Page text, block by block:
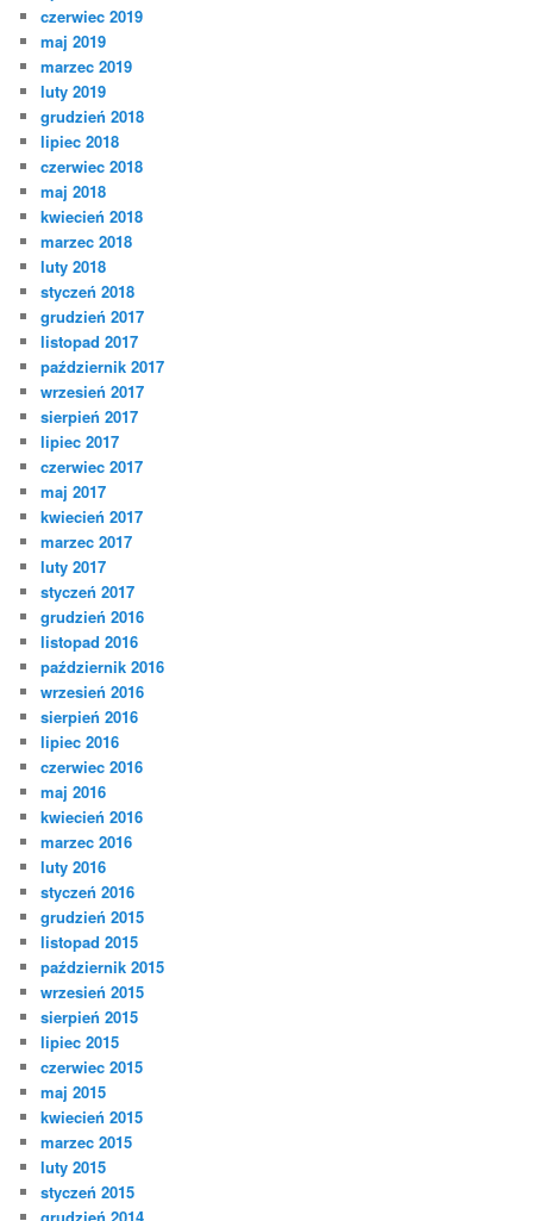
czerwiec 2019
maj 2019
marzec 2019
luty 2019
grudzień 2018
lipiec 2018
czerwiec 2018
maj 2018
kwiecień 2018
marzec 2018
luty 2018
styczeń 2018
grudzień 2017
listopad 2017
październik 2017
wrzesień 2017
sierpień 2017
lipiec 2017
czerwiec 2017
maj 2017
kwiecień 2017
marzec 2017
luty 2017
styczeń 2017
grudzień 2016
listopad 2016
październik 2016
wrzesień 2016
sierpień 2016
lipiec 2016
czerwiec 2016
maj 2016
kwiecień 2016
marzec 2016
luty 2016
styczeń 2016
grudzień 2015
listopad 2015
październik 2015
wrzesień 2015
sierpień 2015
lipiec 2015
czerwiec 2015
maj 2015
kwiecień 2015
marzec 2015
luty 2015
styczeń 2015
grudzień 2014